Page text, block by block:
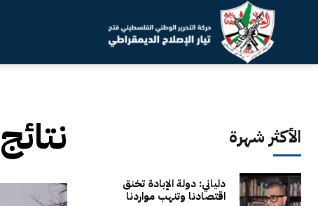
الأكثر شهرة
دلياني: دولة الإبادة تخنق
اقتصادنا وتنهب مواردنا